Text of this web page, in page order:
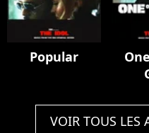
Popular
VOIR TOUS LES